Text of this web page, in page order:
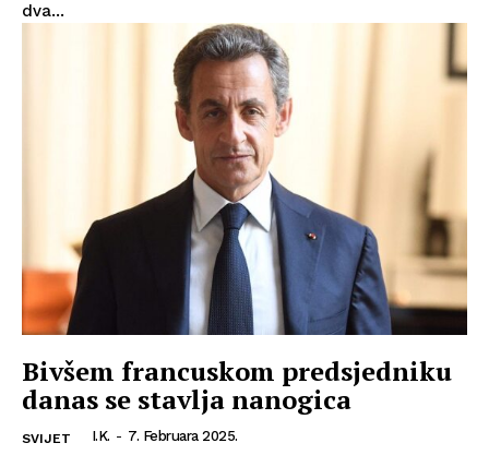
dva...
Bivšem francuskom predsjedniku
danas se stavlja nanogica
SVIJET I.K. - 7. Februara 2025.